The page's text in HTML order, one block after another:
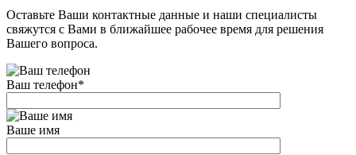
Оставьте Ваши контактные данные и наши специалисты
свяжутся с Вами в ближайшее рабочее время для решения
Вашего вопроса.
Ваш телефон*
Ваше имя